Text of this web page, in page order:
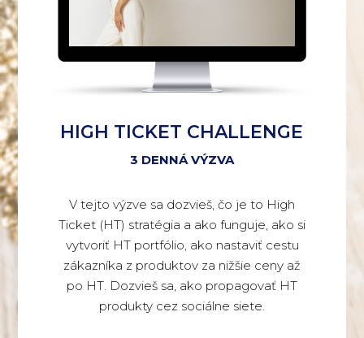
HIGH TICKET CHALLENGE
3 DENNÁ VÝZVA
V tejto výzve sa dozvieš, čo je to High
Ticket (HT) stratégia a ako funguje, ako si
vytvoriť HT portfólio, ako nastaviť cestu
zákazníka z produktov za nižšie ceny až
po HT. Dozvieš sa, ako propagovať HT
produkty cez sociálne siete.